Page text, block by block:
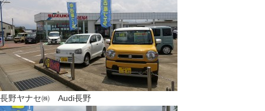
長野ヤナセ㈱ Audi長野